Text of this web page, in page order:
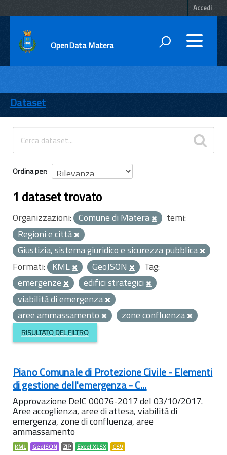
Accedi
OpenData Matera
ENTI
TEMI
INFORMAZIONI
Dataset
Ordina per
1 dataset trovato
Organizzazioni: Comune di Matera
temi:
Regioni e città
Giustizia, sistema giuridico e sicurezza pubblica
Formati: KML GeoJSON
Tag:
emergenze
edifici strategici
viabilità di emergenza
aree ammassamento
zone confluenza
RISULTATO DEL FILTRO
Piano Comunale di Protezione Civile - Elementi
di gestione dell'emergenza - C...
Approvazione DelC 00076-2017 del 03/10/2017.
Aree accoglienza, aree di attesa, viabilità di
emergenza, zone di confluenza, aree
ammassamento
KML GeoJSON ZIP Excel XLSX CSV